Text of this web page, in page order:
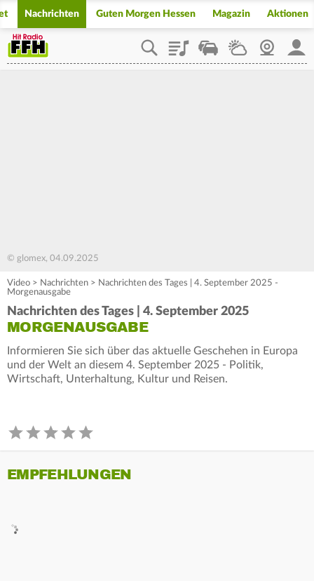
Nachrichten Guten Morgen Hessen Magazin Aktionen
PlaylistStaupilotWetterWebcam
© glomex, 04.09.2025
Video > Nachrichten > Nachrichten des Tages | 4. September 2025 -
Morgenausgabe
Nachrichten des Tages | 4. September 2025
MORGENAUSGABE
Informieren Sie sich über das aktuelle Geschehen in Europa
und der Welt an diesem 4. September 2025 - Politik,
Wirtschaft, Unterhaltung, Kultur und Reisen.
EMPFEHLUNGEN